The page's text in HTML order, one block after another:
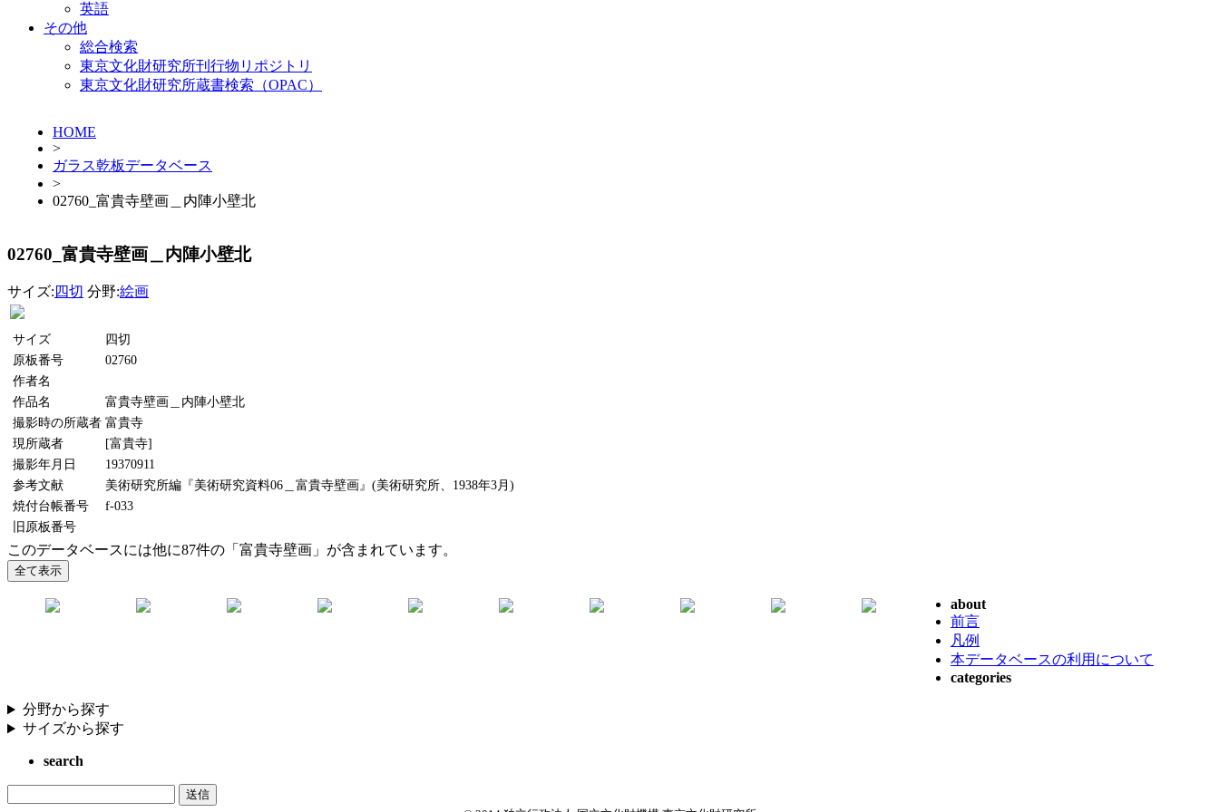
英語
その他
総合検索
東京文化財研究所刊行物リポジトリ
東京文化財研究所蔵書検索（OPAC）
HOME
>
ガラス乾板データベース
>
02760_富貴寺壁画＿内陣小壁北
02760_富貴寺壁画＿内陣小壁北
サイズ: 四切 分野:絵画
サイズ
四切
原板番号
02760
作者名
作品名
富貴寺壁画＿内陣小壁北
撮影時の所蔵者 富貴寺
現所蔵者
[富貴寺]
撮影年月日
19370911
参考文献
美術研究所編『美術研究資料06＿富貴寺壁画』(美術研究所、1938年3月)
焼付台帳番号
f-033
旧原板番号
このデータベースには他に87件の「富貴寺壁画」が含まれています。
about
前言
凡例
本データベースの利用について
categories
分野から探す
サイズから探す
search